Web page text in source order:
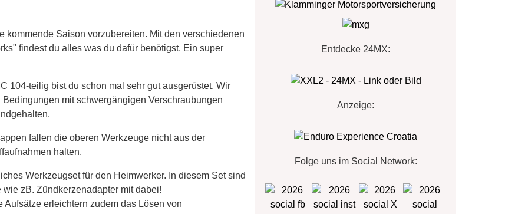
kommende Saison vorzubereiten. Mit den verschiedenen
findest du alles was du dafür benötigst. Ein super
104-teilig bist du schon mal sehr gut ausgerüstet. Wir
mit schwergängigen Verschraubungen
fallen die oberen Werkzeuge nicht aus der
halten.
Werkzeugset für den Heimwerker. In diesem Set sind
zB. Zündkerzenadapter mit dabei!
erleichtern zudem das Lösen von
Entdecke 24MX:
Anzeige:
Folge uns im Social Network: